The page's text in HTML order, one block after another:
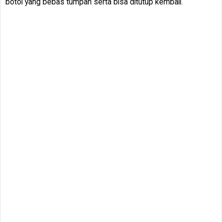
botol yang bebas tumpah serta bisa ditutup kembali.